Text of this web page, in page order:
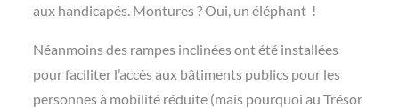
aux handicapés. Montures ? Oui, un éléphant !
Néanmoins des rampes inclinées ont été installées
pour faciliter l’accès aux bâtiments publics pour les
personnes à mobilité réduite (mais pourquoi au Trésor